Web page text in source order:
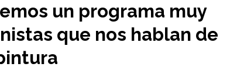
un programa muy
que nos hablan de